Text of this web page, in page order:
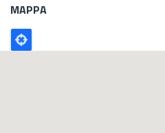
MAPPA
Poligono
GEO